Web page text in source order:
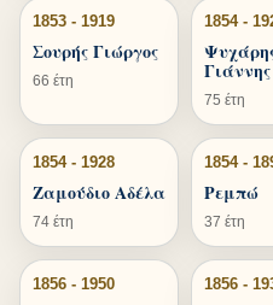
1853 - 1919
Σουρής Γιώργος
66 έτη
1854 -
Γιάννης
75 έτη
1854 - 1928
Ζαμούδιο Αδέλα
74 έτη
1854 -
Ρεμπώ
37 έτη
1856 - 1950 1856 -